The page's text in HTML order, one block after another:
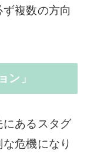
複数の方向
ン」
あるスタグ
危機になり